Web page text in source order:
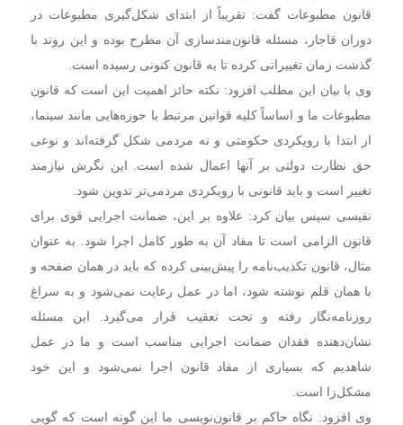
قانون مطبوعات گفت: تقریباً از ابتدای شکل‌گیری مطبوعات در
دوران قاجار، مسئله قانون‌مندسازی آن مطرح بوده و این روند با
گذشت زمان تغییراتی کرده تا به قانون کنونی رسیده است.
وی با بیان این مطلب افزود: نکته حائز اهمیت این است که قانون
مطبوعات ما و اساساً کلیه قوانین مرتبط با حوزه‌هایی مانند سینما،
از ابتدا با رویکردی حکومتی و نه مردمی شکل گرفته‌اند و نوعی
حق نظارت دولتی بر آنها اعمال شده است. این نگرش نیازمند
تغییر است و باید قانونی با رویکردی مردمی‌تر تدوین شود.
نفیسی سپس بیان کرد: علاوه بر این، ضمانت اجرایی قوی برای
قانون الزامی است تا مفاد آن به طور کامل اجرا شود. به عنوان
مثال، قانون تکذیب‌نامه را پیش‌بینی کرده که باید در همان صفحه و
با همان قلم نوشته شود، اما در عمل رعایت نمی‌شود و به سراغ
روزنامه‌نگار رفته و تحت تعقیب قرار می‌گیرد. این مسئله
نشان‌دهنده فقدان ضمانت اجرایی مناسب است و ما در عمل
شاهدیم که بسیاری از مفاد قانون اجرا نمی‌شود و این خود
مشکل‌زا است.
وی افزود: نگاه حاکم بر قانون‌نویسی ما این گونه است که گویی